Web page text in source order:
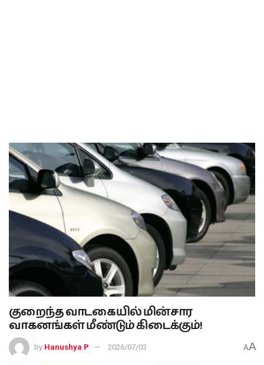
குறைந்த வாடகையில் மின்சார
வாகனங்கள் மீண்டும் கிடைக்கும்!
by Hanushya P 2026/07/03 AA